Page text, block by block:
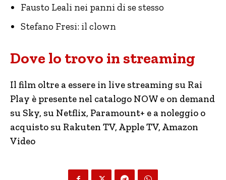
Fausto Leali nei panni di se stesso
Stefano Fresi: il clown
Dove lo trovo in streaming
Il film oltre a essere in live streaming su Rai
Play è presente nel catalogo NOW e on demand
su Sky, su Netflix, Paramount+ e a noleggio o
acquisto su Rakuten TV, Apple TV, Amazon
Video